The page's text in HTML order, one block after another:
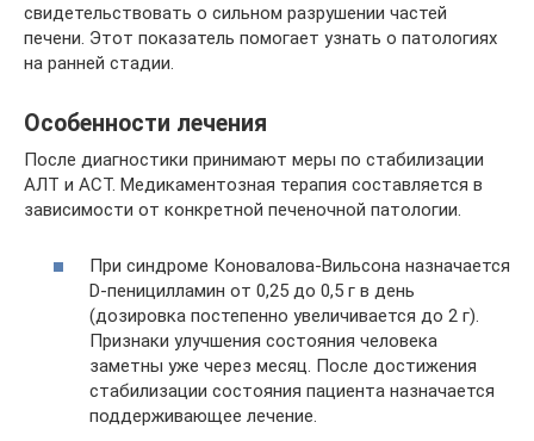
свидетельствовать о сильном разрушении частей
печени. Этот показатель помогает узнать о патологиях
на ранней стадии.
Особенности лечения
После диагностики принимают меры по стабилизации
АЛТ и АСТ. Медикаментозная терапия составляется в
зависимости от конкретной печеночной патологии.
При синдроме Коновалова-Вильсона назначается
D-пеницилламин от 0,25 до 0,5 г в день
(дозировка постепенно увеличивается до 2 г).
Признаки улучшения состояния человека
заметны уже через месяц. После достижения
стабилизации состояния пациента назначается
поддерживающее лечение.